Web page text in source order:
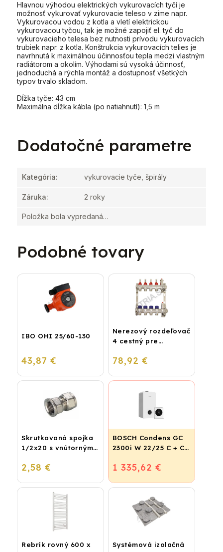
Hlavnou výhodou elektrických vykurovacích tyčí je
možnosť vykurovať vykurovacie teleso v zime napr.
Vykurovacou vodou z kotla a vletí elektrickou
vykurovacou tyčou, tak je možné zapojiť el. tyč do
vykurovacieho telesa bez nutnosti prívodu vykurovacích
trubiek napr. z kotla. Konštrukcia vykurovacích telies je
navrhnutá k maximálnou účinnosťou tepla medzi vlastným
radiátorom a okolím. Výhodami sú vysoká účinnosť,
jednoduchá a rýchla montáž a dostupnosť všetkých
typov trvalo skladom.
Dĺžka tyče: 43 cm
Maximálna dĺžka kábla (po natiahnutí): 1,5 m
Dodatočné parametre
Kategória: vykurovacie tyče, špirály
Záruka: 2 roky
Položka bola vypredaná…
Podobné tovary
IBO OHI 25/60-130
43,87 €
Nerezový rozdeľovač
4 cestný pre
vykurovanie
78,92 €
Skrutkovaná spojka
1/2x20 s vnútorným
2,58 €
BOSCH Condens GC
2300i W 22/25 C + CR
1 335,62 €
Rebrík rovný 600 x
Systémová izolačná